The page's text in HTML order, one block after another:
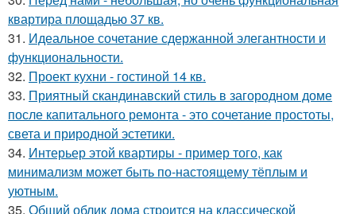
квартира площадью 37 кв.
31. Идеальное сочетание сдержанной элегантности и
функциональности.
32. Проект кухни - гостиной 14 кв.
33. Приятный скандинавский стиль в загородном доме
после капитального ремонта - это сочетание простоты,
света и природной эстетики.
34. Интерьер этой квартиры - пример того, как
минимализм может быть по-настоящему тёплым и
уютным.
35. Общий облик дома строится на классической